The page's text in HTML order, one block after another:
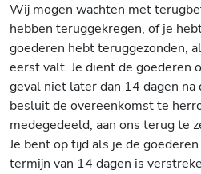
Wij mogen wachten met
hebben teruggekregen, of je
goederen hebt teruggezonden,
eerst valt. Je dient de goederen
geval niet later dan 14 dagen na
besluit de overeenkomst te
medegedeeld, aan ons terug te
Je bent op tijd als je de
termijn van 14 dagen is